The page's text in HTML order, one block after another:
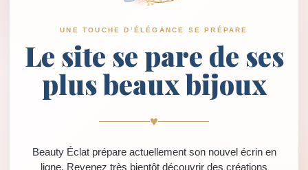
UNE TOUCHE D’ÉLÉGANCE SE PRÉPARE
Le site se pare de ses
plus beaux bijoux
♥
Beauty Éclat prépare actuellement son nouvel écrin en
ligne. Revenez très bientôt découvrir des créations